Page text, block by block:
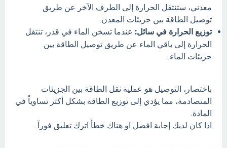
معدني، ستنتقل الحرارة إلى الطرف الآخر عن طريق
توصيل الطاقة بين جزيئات المعدن.
توزيع الحرارة في سائل: عندما تسخن الماء في قدر، تنتقل
الحرارة إلى باقي الماء عن طريق توصيل الطاقة بين
جزيئات الماء.
باختصار، التوصيل هو عملية نقل الطاقة بين الجزيئات
المتصادمة، مما يؤدي إلى توزيع الطاقة بشكل أكثر تساوياً في
المادة.
اذا كان لديك إجابة افضل او هناك خطأ اترك تعليق فورآ.